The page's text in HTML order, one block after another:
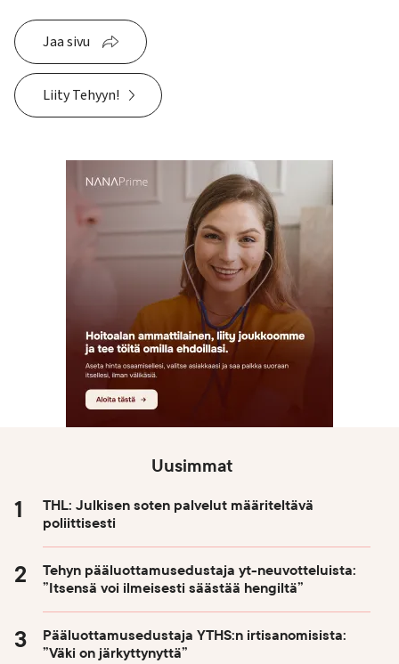
Jaa sivu
Liity Tehyyn!
Uusimmat
THL: Julkisen soten palvelut määriteltävä
poliittisesti
Tehyn pääluottamusedustaja yt-neuvotteluista:
”Itsensä voi ilmeisesti säästää hengiltä”
Pääluottamusedustaja YTHS:n irtisanomisista:
”Väki on järkyttynyttä”